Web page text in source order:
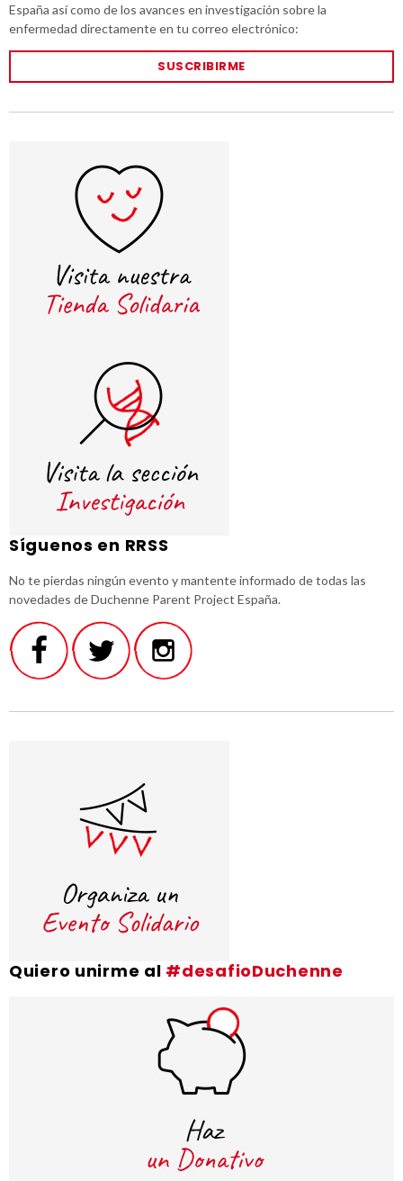
España así como de los avances en investigación sobre la
enfermedad directamente en tu correo electrónico:
SUSCRIBIRME
Síguenos en RRSS
No te pierdas ningún evento y mantente informado de todas las
novedades de Duchenne Parent Project España.
Quiero unirme al #desafioDuchenne